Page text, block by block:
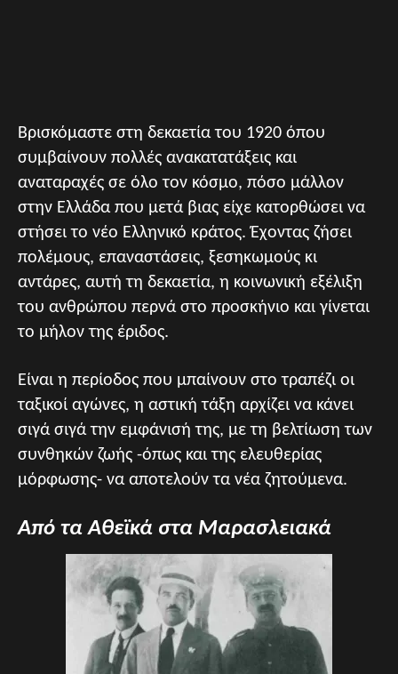
Βρισκόμαστε στη δεκαετία του 1920 όπου
συμβαίνουν πολλές ανακατατάξεις και
αναταραχές σε όλο τον κόσμο, πόσο μάλλον
στην Ελλάδα που μετά βιας είχε κατορθώσει να
στήσει το νέο Ελληνικό κράτος. Έχοντας ζήσει
πολέμους, επαναστάσεις, ξεσηκωμούς κι
αντάρες, αυτή τη δεκαετία, η κοινωνική εξέλιξη
του ανθρώπου περνά στο προσκήνιο και γίνεται
το μήλον της έριδος.
Είναι η περίοδος που μπαίνουν στο τραπέζι οι
ταξικοί αγώνες, η αστική τάξη αρχίζει να κάνει
σιγά σιγά την εμφάνισή της, με τη βελτίωση των
συνθηκών ζωής -όπως και της ελευθερίας
μόρφωσης- να αποτελούν τα νέα ζητούμενα.
Από τα Αθεϊκά στα Μαρασλειακά